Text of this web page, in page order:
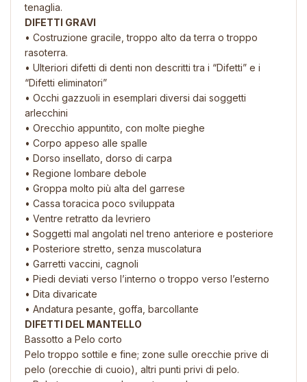
tenaglia.
DIFETTI GRAVI
• Costruzione gracile, troppo alto da terra o troppo
rasoterra.
• Ulteriori difetti di denti non descritti tra i “Difetti” e i
“Difetti eliminatori”
• Occhi gazzuoli in esemplari diversi dai soggetti
arlecchini
• Orecchio appuntito, con molte pieghe
• Corpo appeso alle spalle
• Dorso insellato, dorso di carpa
• Regione lombare debole
• Groppa molto più alta del garrese
• Cassa toracica poco sviluppata
• Ventre retratto da levriero
• Soggetti mal angolati nel treno anteriore e posteriore
• Posteriore stretto, senza muscolatura
• Garretti vaccini, cagnoli
• Piedi deviati verso l’interno o troppo verso l’esterno
• Dita divaricate
• Andatura pesante, goffa, barcollante
DIFETTI DEL MANTELLO
Bassotto a Pelo corto
Pelo troppo sottile e fine; zone sulle orecchie prive di
pelo (orecchie di cuoio), altri punti privi di pelo.